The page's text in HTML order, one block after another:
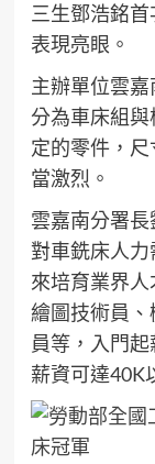
三生鄧浩銘
表現亮眼。
主辦單位雲
分為車床組
定的零件，
當激烈。
雲嘉南分署
對車銑床人力
來培育業界
繪圖技術員
員等，入門
薪資可達40K